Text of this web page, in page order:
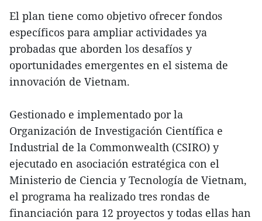
El plan tiene como objetivo ofrecer fondos
específicos para ampliar actividades ya
probadas que aborden los desafíos y
oportunidades emergentes en el sistema de
innovación de Vietnam.
Gestionado e implementado por la
Organización de Investigación Científica e
Industrial de la Commonwealth (CSIRO) y
ejecutado en asociación estratégica con el
Ministerio de Ciencia y Tecnología de Vietnam,
el programa ha realizado tres rondas de
financiación para 12 proyectos y todas ellas han